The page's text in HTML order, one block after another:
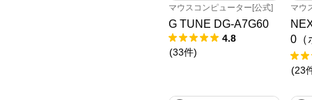
マウスコンピューター[公式]
G TUNE DG-A7G60
4.8
(33件)
マウ
0（
ト）
(23